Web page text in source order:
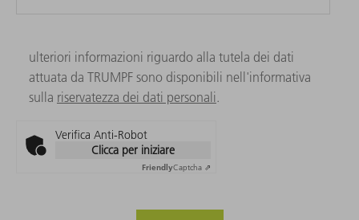
ulteriori informazioni riguardo alla tutela dei dati
attuata da TRUMPF sono disponibili nell'informativa
sulla riservatezza dei dati personali.
Verifica Anti-Robot
Clicca per iniziare
FriendlyCaptcha ⇗